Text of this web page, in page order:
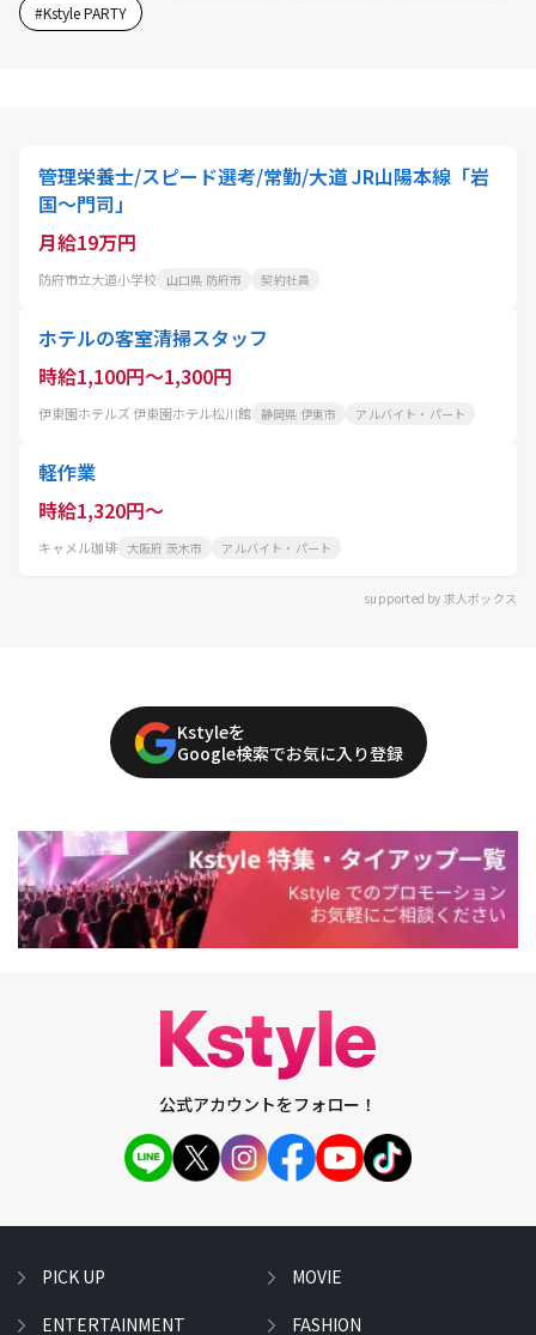
#Kstyle PARTY
管理栄養士/スピード選考/常勤/大道 JR山陽本線「岩
国～門司」
月給19万円
防府市立大道小学校 山口県 防府市 契約社員
ホテルの客室清掃スタッフ
時給1,100円～1,300円
伊東園ホテルズ 伊東園ホテル松川館 静岡県 伊東市 アルバイト・パート
軽作業
時給1,320円～
キャメル珈琲 大阪府 茨木市 アルバイト・パート
supported by 求人ボックス
Kstyleを
Google検索でお気に入り登録
公式アカウントをフォロー！
PICK UP
ENTERTAINMENT
MOVIE
FASHION